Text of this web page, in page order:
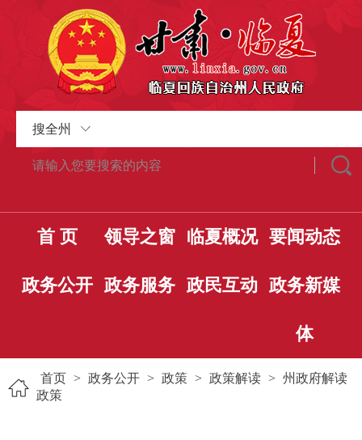
搜全州
首 页 领导之窗 临夏概况 要闻动态
政务公开 政务服务 政民互动 政务新媒
体
首页 > 政务公开 > 政策 > 政策解读 > 州政府解读
政策